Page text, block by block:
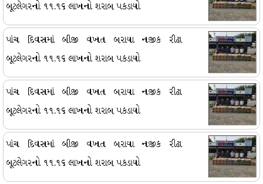
બૂટલેગરનો ૧૧.૧૬ લાખનો શરાબ પકડાયો
પાંચ દિવસમાં બીજી વખત બરાયા નજીક રીઢા
બૂટલેગરનો ૧૧.૧૬ લાખનો શરાબ પકડાયો
પાંચ દિવસમાં બીજી વખત બરાયા નજીક રીઢા
બૂટલેગરનો ૧૧.૧૬ લાખનો શરાબ પકડાયો
પાંચ દિવસમાં બીજી વખત બરાયા નજીક રીઢા
બૂટલેગરનો ૧૧.૧૬ લાખનો શરાબ પકડાયો